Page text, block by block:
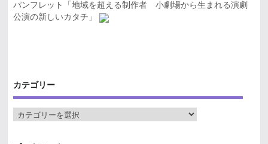
パンフレット「地域を超える制作者 小劇場から生まれる演劇
公演の新しいカタチ」
カテゴリー